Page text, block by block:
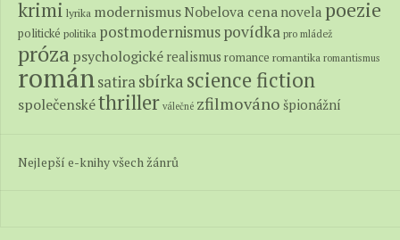
krimi lyrika modernismus Nobelova cena novela poezie
politické politika postmodernismuspovídka pro mládež
prózapsychologické realismus romance romantika romantismus
románsatirasbírka science fiction
společenskéthriller válečné zfilmováno špionážní
Nejlepší e-knihy všech žánrů